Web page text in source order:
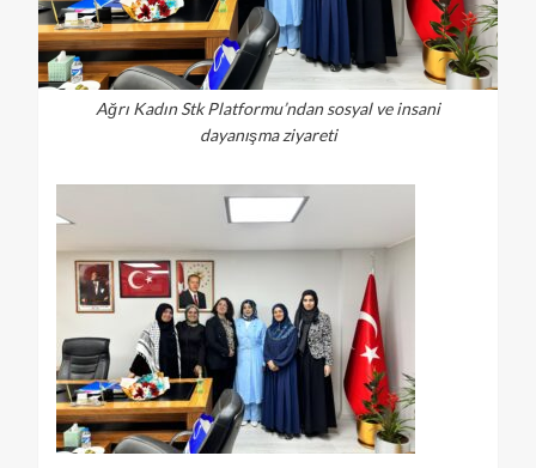
Ağrı Kadın Stk Platformu’ndan sosyal ve insani
dayanışma ziyareti